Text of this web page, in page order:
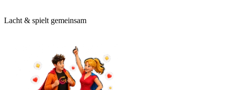
Lacht & spielt gemeinsam